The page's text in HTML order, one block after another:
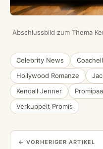
Abschlussbild zum Thema
Celebrity News
Hollywood Romanze
Kendall Jenner
Verkuppelt Promis
← VORHERIGER ARTIKEL